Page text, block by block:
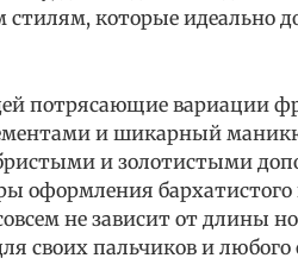
стилям, которые идеально
потрясающие вариации
и шикарный
и золотистыми
оформления
не зависит от длины
своих пальчиков и любого